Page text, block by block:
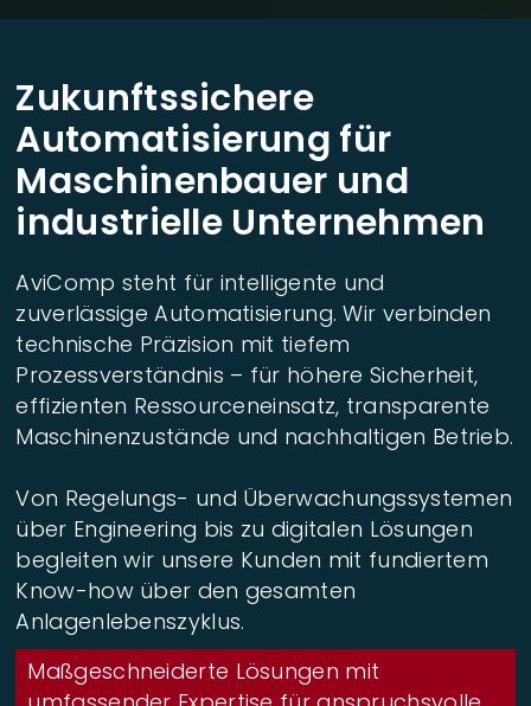
Zukunftssichere
Automatisierung für
Maschinenbauer und
industrielle Unternehmen
AviComp steht für intelligente und
zuverlässige Automatisierung. Wir verbinden
technische Präzision mit tiefem
Prozessverständnis – für höhere Sicherheit,
effizienten Ressourceneinsatz, transparente
Maschinenzustände und nachhaltigen Betrieb.
Von Regelungs- und Überwachungssystemen
über Engineering bis zu digitalen Lösungen
begleiten wir unsere Kunden mit fundiertem
Know-how über den gesamten
Anlagenlebenszyklus.
Maßgeschneiderte Lösungen mit